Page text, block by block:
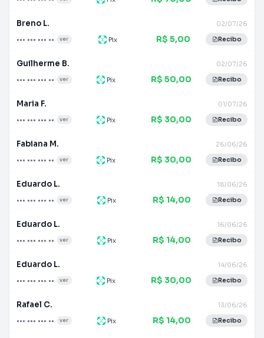
Breno L.
••• ••• ••• •• ver
02/07/26
Pix R$ 5,00 Recibo
Guilherme B.
••• ••• ••• •• ver
02/07/26
Pix R$ 50,00 Recibo
Maria F.
••• ••• ••• •• ver
01/07/26
Pix R$ 30,00 Recibo
Fabiana M.
••• ••• ••• •• ver
26/06/26
Pix R$ 30,00 Recibo
Eduardo L.
••• ••• ••• •• ver
18/06/26
Pix R$ 14,00 Recibo
Eduardo L.
••• ••• ••• •• ver
16/06/26
Pix R$ 14,00 Recibo
Eduardo L.
••• ••• ••• •• ver
14/06/26
Pix R$ 30,00 Recibo
Rafael C.
••• ••• ••• •• ver
13/06/26
Pix R$ 14,00 Recibo